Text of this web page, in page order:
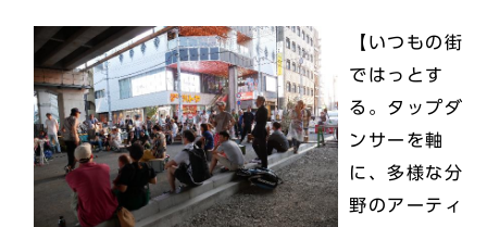
【いつもの街
ではっとす
る。タップダ
ンサーを軸
に、多様な分
野のアーティ